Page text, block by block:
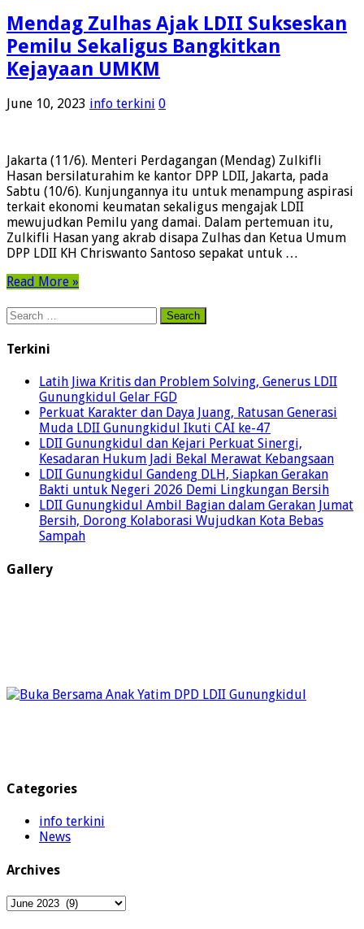
Mendag Zulhas Ajak LDII Sukseskan
Pemilu Sekaligus Bangkitkan
Kejayaan UMKM
June 10, 2023 info terkini 0
Jakarta (11/6). Menteri Perdagangan (Mendag) Zulkifli
Hasan bersilaturahim ke kantor DPP LDII, Jakarta, pada
Sabtu (10/6). Kunjungannya itu untuk menampung aspirasi
terkait ekonomi keumatan sekaligus mengajak LDII
mewujudkan Pemilu yang damai. Dalam pertemuan itu,
Zulkifli Hasan yang akrab disapa Zulhas dan Ketua Umum
DPP LDII KH Chriswanto Santoso sepakat untuk …
Read More »
Search
for:
Terkini
Latih Jiwa Kritis dan Problem Solving, Generus LDII
Gunungkidul Gelar FGD
Perkuat Karakter dan Daya Juang, Ratusan Generasi
Muda LDII Gunungkidul Ikuti CAI ke-47
LDII Gunungkidul dan Kejari Perkuat Sinergi,
Kesadaran Hukum Jadi Bekal Merawat Kebangsaan
LDII Gunungkidul Gandeng DLH, Siapkan Gerakan
Bakti untuk Negeri 2026 Demi Lingkungan Bersih
LDII Gunungkidul Ambil Bagian dalam Gerakan Jumat
Bersih, Dorong Kolaborasi Wujudkan Kota Bebas
Sampah
Gallery
Categories
info terkini
News
Archives
Archives